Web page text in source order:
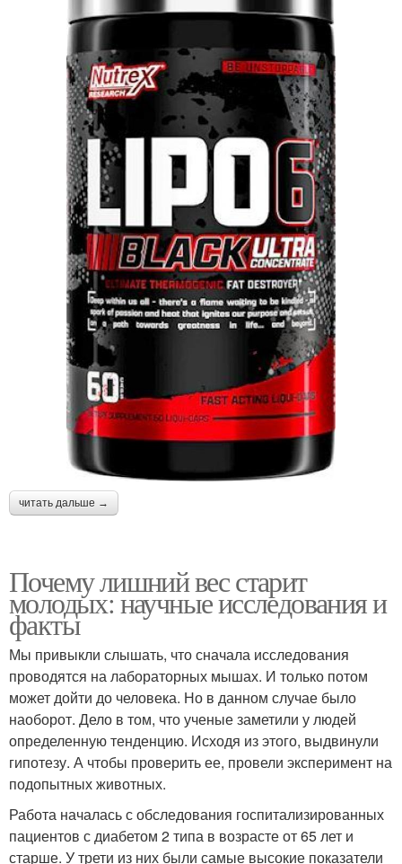
читать дальше →
Почему лишний вес старит
молодых: научные исследования и
факты
Мы привыкли слышать, что сначала исследования
проводятся на лабораторных мышах. И только потом
может дойти до человека. Но в данном случае было
наоборот. Дело в том, что ученые заметили у людей
определенную тенденцию. Исходя из этого, выдвинули
гипотезу. А чтобы проверить ее, провели эксперимент на
подопытных животных.
Работа началась с обследования госпитализированных
пациентов с диабетом 2 типа в возрасте от 65 лет и
старше. У трети из них были самые высокие показатели